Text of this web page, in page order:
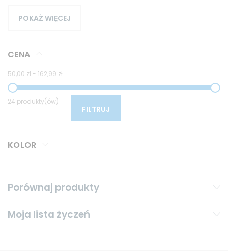
POKAŻ WIĘCEJ
CENA
50,00 zł - 162,99 zł
24 produkty(ów)
FILTRUJ
KOLOR
Porównaj produkty
Moja lista życzeń